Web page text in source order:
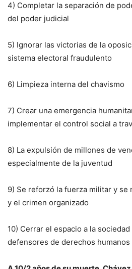
4) Completar la separación de
del poder judicial
5) Ignorar las victorias de la
sistema electoral fraudulento
6) Limpieza interna del chavismo
7) Crear una emergencia
implementar el control social a
8) La expulsión de millones de
especialmente de la juventud
9) Se reforzó la fuerza militar y se
y el crimen organizado
10) Cerrar el espacio a la
defensores de derechos humanos